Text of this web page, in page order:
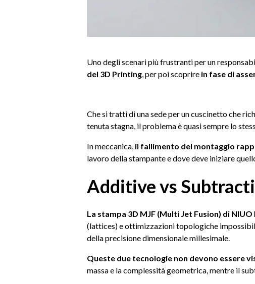
Uno degli scenari più frustranti per un
del 3D Printing, per poi scoprire in fase di
Che si tratti di una sede per un cuscinetto che
tenuta stagna, il problema è quasi sempre lo
In meccanica, il fallimento del montaggio
lavoro della stampante e dove deve iniziare
Additive vs
La stampa 3D MJF (Multi Jet Fusion) di NIUO
(lattices) e ottimizzazioni topologiche
della precisione dimensionale millesimale.
Queste due tecnologie non devono essere
massa e la complessità geometrica, mentre il